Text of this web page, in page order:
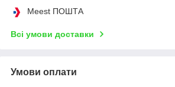
Meest ПОШТА
Всі умови доставки
Умови оплати